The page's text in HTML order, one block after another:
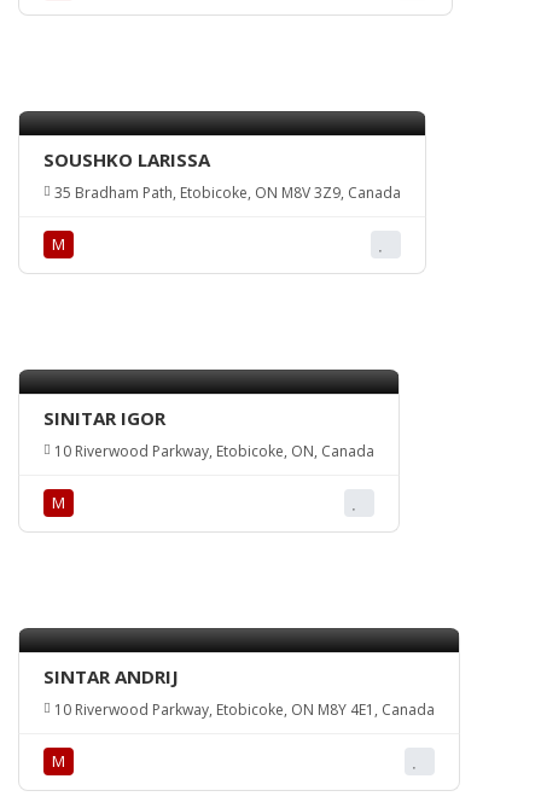
SOUSHKO LARISSA
35 Bradham Path, Etobicoke, ON M8V 3Z9, Canada
М
SINITAR IGOR
10 Riverwood Parkway, Etobicoke, ON, Canada
М
SINTAR ANDRIJ
10 Riverwood Parkway, Etobicoke, ON M8Y 4E1, Canada
М